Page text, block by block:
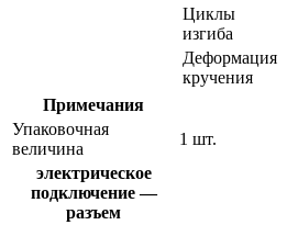
Циклы
изгиба
Деформация
кручения
Примечания
Упаковочная
величина
1 шт.
электрическое
подключение —
разъем